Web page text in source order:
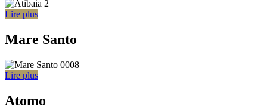
Lire plus
Mare Santo
Lire plus
Atomo